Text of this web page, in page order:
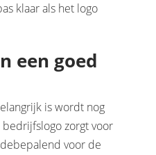
klaar als het logo
een goed
is wordt nog
zorgt voor
voor de